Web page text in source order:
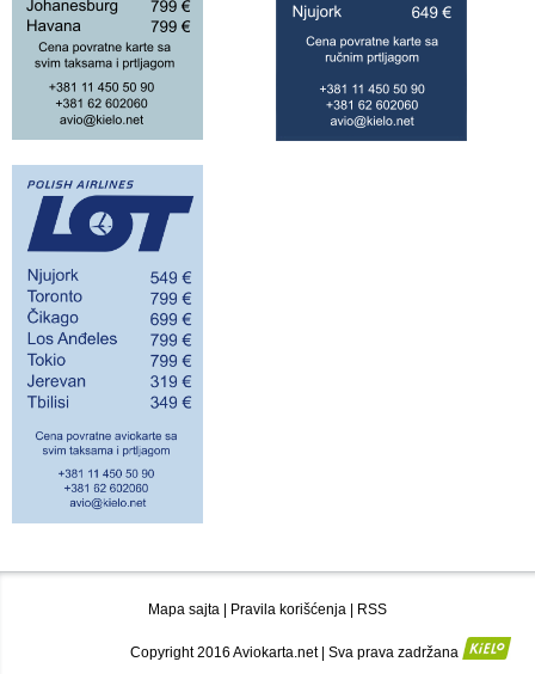
Mapa sajta Pravila korišćenja RSS
Copyright 2016 Aviokarta.net | Sva prava zadržana